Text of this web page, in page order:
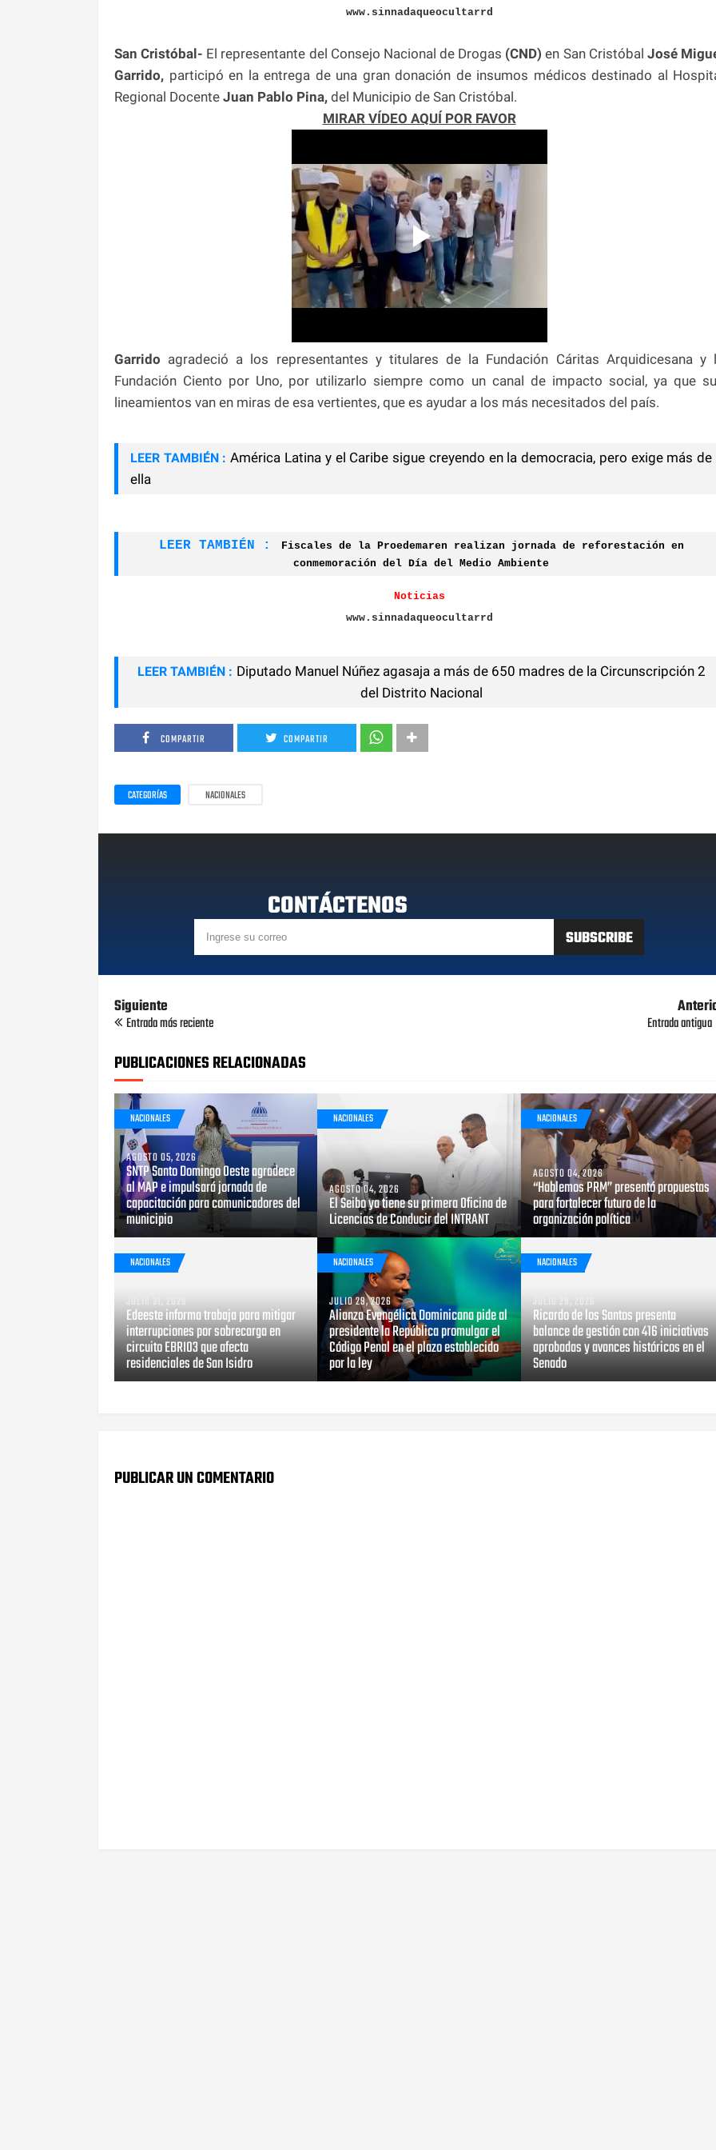
www.sinnadaqueocultarrd
San Cristóbal- El representante del Consejo Nacional de Drogas (CND) en San Cristóbal José
Garrido, participó en la entrega de una gran donación de insumos médicos destinado al
Regional Docente Juan Pablo Pina, del Municipio de San Cristóbal.
MIRAR VÍDEO AQUÍ POR FAVOR
Garrido agradeció a los representantes y titulares de la Fundación Cáritas Arquidicesana y
Fundación Ciento por Uno, por utilizarlo siempre como un canal de impacto social, ya que
lineamientos van en miras de esa vertientes, que es ayudar a los más necesitados del país.
LEER TAMBIÉN : América Latina y el Caribe sigue creyendo en la democracia, pero exige más de
ella
LEER TAMBIÉN :
Fiscales de la Proedemaren realizan jornada de reforestación en
conmemoración del Día del Medio Ambiente
Noticias
www.sinnadaqueocultarrd
LEER TAMBIÉN : Diputado Manuel Núñez agasaja a más de 650 madres de la Circunscripción 2
del Distrito Nacional
COMPARTIR COMPARTIR
CATEGORÍAS NACIONALES
CONTÁCTENOS
Siguiente
Entrada más reciente Entrada antigua
PUBLICACIONES RELACIONADAS
NACIONALES
AGOSTO 05, 2026
SNTP Santo Domingo Oeste agradece
al MAP e impulsará jornada de
capacitación para comunicadores del
municipio
NACIONALES
AGOSTO 04, 2026
El Seibo ya tiene su primera Oficina de
Licencias de Conducir del INTRANT
NACIONALES
AGOSTO 04, 2026
“Hablemos PRM” presentó propuestas
para fortalecer futuro de la
organización política
NACIONALES
JULIO 31, 2026
Edeeste informa trabaja para mitigar
interrupciones por sobrecarga en
circuito EBRI03 que afecta
residenciales de San Isidro
NACIONALES
JULIO 29, 2026
Alianza Evangélica Dominicana pide al
presidente la República promulgar el
Código Penal en el plazo establecido
por la ley
NACIONALES
JULIO 29, 2026
Ricardo de los Santos presenta
balance de gestión con 416 iniciativas
aprobadas y avances históricos en el
Senado
PUBLICAR UN COMENTARIO